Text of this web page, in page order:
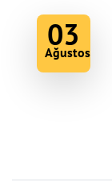
03
Ağustos